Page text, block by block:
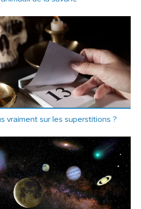
vraiment sur les superstitions ?